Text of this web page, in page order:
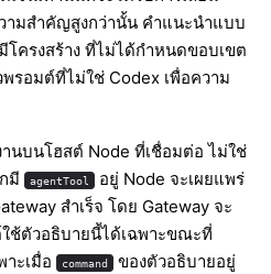
ามสำคัญสูงกว่านั้น คำแนะนำแบบ
ครงสร้าง ที่ไม่ได้กำหนดขอบเขต
รอมต์ที่ไม่ใช่ Codex เพื่อความ
นบนโฮสต์ Node ที่เชื่อมต่อ ไม่ใช่
มี
agentTool อยู่ Node จะเผยแพร่
สำเร็จ โดย Gateway จะ
ใช้ตัวอธิบายนี้ได้เฉพาะขณะที่
ะเมื่อ
command ของตัวอธิบายอยู่